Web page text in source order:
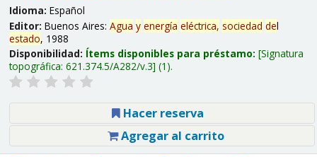
Idioma: Español
Editor: Buenos Aires: Agua y energía eléctrica, sociedad del
estado, 1988
Disponibilidad: Ítems disponibles para préstamo: Signatura
topográfica: 621.374.5/A282/v.3 (1).
Hacer reserva
Agregar al carrito